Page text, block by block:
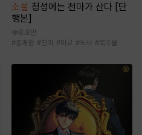
소설 청성에는 천마가 산다 [단
행본]
8.8만
#통쾌함 #천마 #마교 #도사 #복수물